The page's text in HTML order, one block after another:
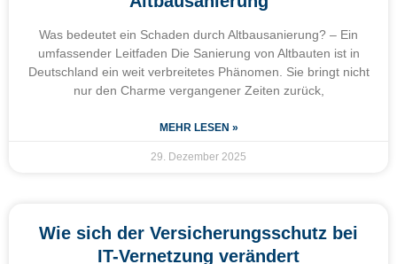
Was bedeutet ein Schaden durch Altbausanierung? – Ein
umfassender Leitfaden Die Sanierung von Altbauten ist in
Deutschland ein weit verbreitetes Phänomen. Sie bringt nicht
nur den Charme vergangener Zeiten zurück,
MEHR LESEN »
29. Dezember 2025
Wie sich der Versicherungsschutz bei
IT-Vernetzung verändert